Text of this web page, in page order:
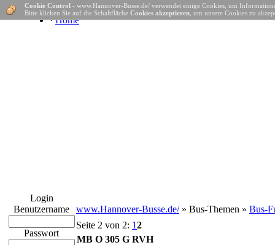
· Home
Login
Benutzername
Passwort
Cookie Control - www.Hannover-Busse.de/ verwendet einige Cookies, um
Bitte klicken Sie auf die Schaltfläche Cookies akzeptieren , um unsere Cookies zu
www.Hannover-Busse.de/» Bus-Themen » Bus-
Seite 2 von 2: 12
MB O 305 G RVH